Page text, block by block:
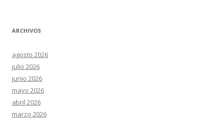
ARCHIVOS
agosto 2026
julio 2026
junio 2026
mayo 2026
abril 2026
marzo 2026